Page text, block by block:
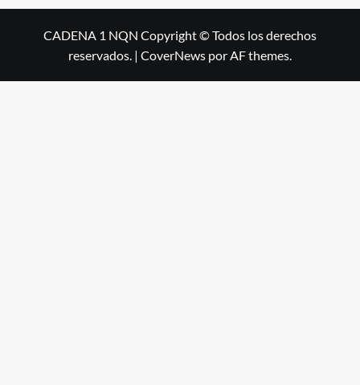
CADENA 1 NQN Copyright © Todos los derechos
reservados. | CoverNews por AF themes.